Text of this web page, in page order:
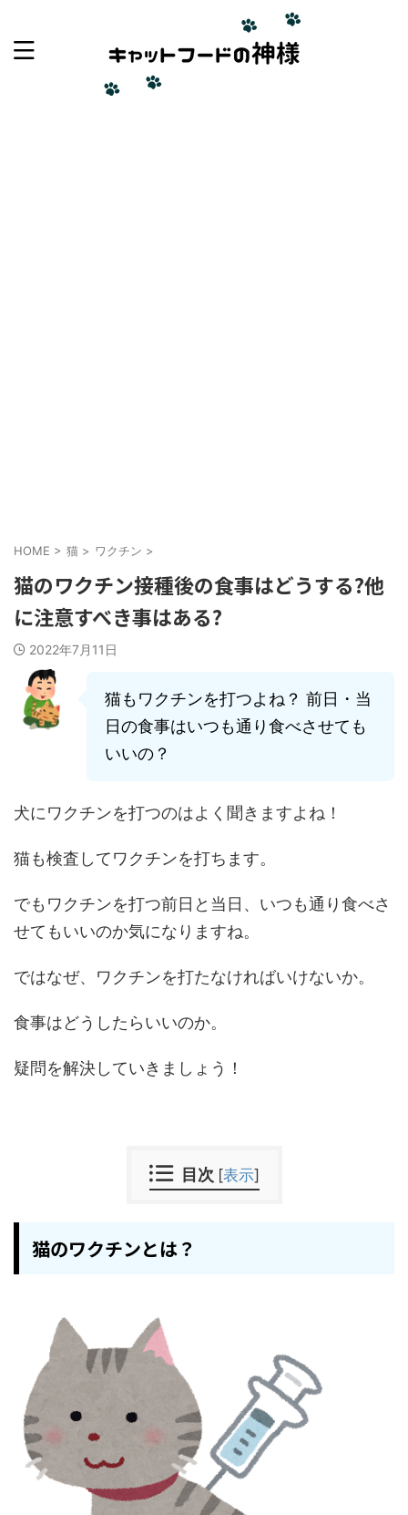
HOME > 猫 > ワクチン >
猫のワクチン接種後の食事はどうする?他
に注意すべき事はある?
2022年7月11日
猫もワクチンを打つよね？ 前日・当
日の食事はいつも通り食べさせても
いいの？
犬にワクチンを打つのはよく聞きますよね！
猫も検査してワクチンを打ちます。
でもワクチンを打つ前日と当日、いつも通り食べさ
せてもいいのか気になりますね。
ではなぜ、ワクチンを打たなければいけないか。
食事はどうしたらいいのか。
疑問を解決していきましょう！
目次 [表示]
猫のワクチンとは？